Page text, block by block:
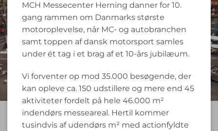
MCH Messecenter Herning danner for 10.
gang rammen om Danmarks største
motoroplevelse, når MC- og autobranchen
samt toppen af dansk motorsport samles
under ét tag i et brag af et 10-års jubilæum.
Vi forventer op mod 35.000 besøgende, der
kan opleve ca. 150 udstillere og mere end 45
aktiviteter fordelt på hele 46.000 m²
indendørs messeareal. Hertil kommer
tusindvis af udendørs m² med actionfyldte